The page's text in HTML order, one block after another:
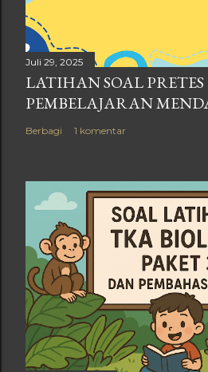
Juli 29, 2025
LATIHAN SOAL
PEMBELAJARAN
Berbagi 1 komentar